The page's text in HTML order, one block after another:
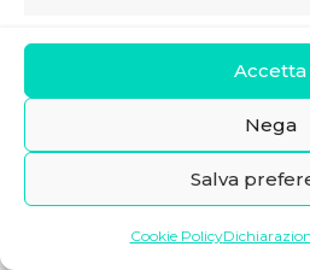
Accetta
Nega
Salva
Cookie Policy